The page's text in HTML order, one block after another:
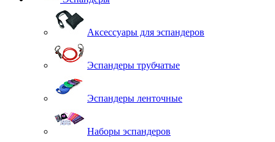
Аксессуары для эспандеров
Эспандеры трубчатые
Эспандеры ленточные
Наборы эспандеров